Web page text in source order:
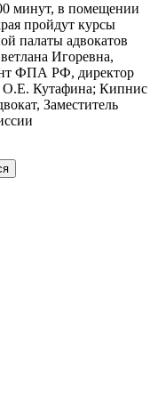
минут, в помещении
пройдут курсы
палаты адвокатов
Игоревна,
ФПА РФ, директор
Кутафина; Кипнис
Заместитель